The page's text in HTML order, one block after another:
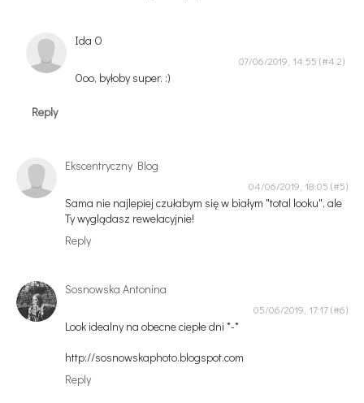
Ida O
07/06/2019, 14:55
Ooo, byłoby super. :)
Reply
Ekscentryczny Blog
04/06/2019, 18:05
Sama nie najlepiej czułabym się w białym "total looku", ale
Ty wyglądasz rewelacyjnie!
Reply
Sosnowska Antonina
05/06/2019, 17:17
Look idealny na obecne ciepłe dni *-*
http://sosnowskaphoto.blogspot.com
Reply